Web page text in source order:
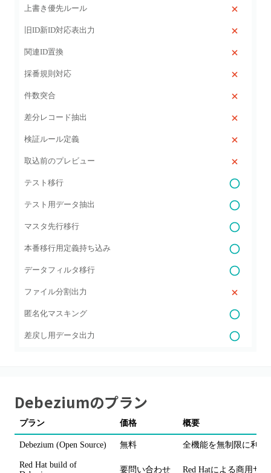
上書き優先ルール
旧ID新ID対応表出力
関連ID置換
採番規則対応
件数突合
差分レコード抽出
検証ルール定義
取込前のプレビュー
テスト移行
テスト用データ抽出
マスタ先行移行
本番移行用定義持ち込み
データフィルタ移行
ファイル分割出力
匿名化マスキング
差戻し用データ出力
Debeziumのプラン
プラン 価格 概要
Debezium (Open Source) 無料 全機能を無制限に利用
Red Hat build of
要問い合わせ Red Hatによる商用サ